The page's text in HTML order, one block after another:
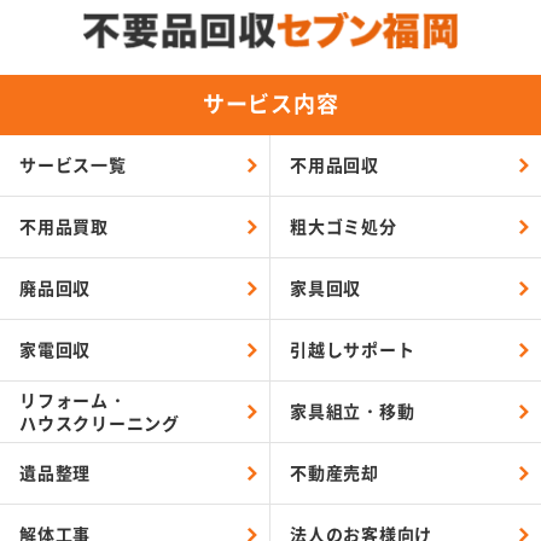
サービス内容
サービス一覧 不用品回収
不用品買取 粗大ゴミ処分
廃品回収 家具回収
家電回収 引越しサポート
リフォーム・
ハウスクリーニング
家具組立・移動
遺品整理 不動産売却
解体工事 法人のお客様向け